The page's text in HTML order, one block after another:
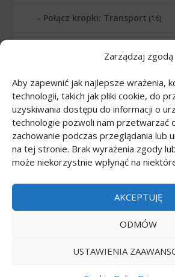
Zarządzaj zgodą
Aby zapewnić jak najlepsze wrażenia,
technologii, takich jak pliki cookie, do
uzyskiwania dostępu do informacji o
technologie pozwoli nam przetwarzać
zachowanie podczas przeglądania lub
na tej stronie. Brak wyrażenia zgody
może niekorzystnie wpłynąć na
AKCEPTUJĘ
ODMÓW
USTAWIENIA
Połącz kropki: Transport (16)
Połącz kropki: Zwierzęta
Printmania|Privacy policy PL
policy EN|Privacy policy DE|
FR|Privacy policy ES|
Contact us